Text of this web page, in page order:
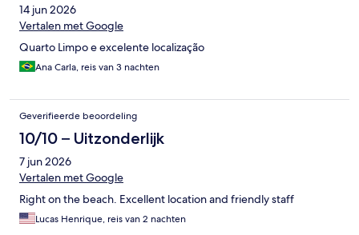
14 jun 2026
Vertalen met Google
Quarto Limpo e excelente localização
Ana Carla, reis van 3 nachten
Geverifieerde beoordeling
10/10 – Uitzonderlijk
7 jun 2026
Vertalen met Google
Right on the beach. Excellent location and friendly staff
Lucas Henrique, reis van 2 nachten